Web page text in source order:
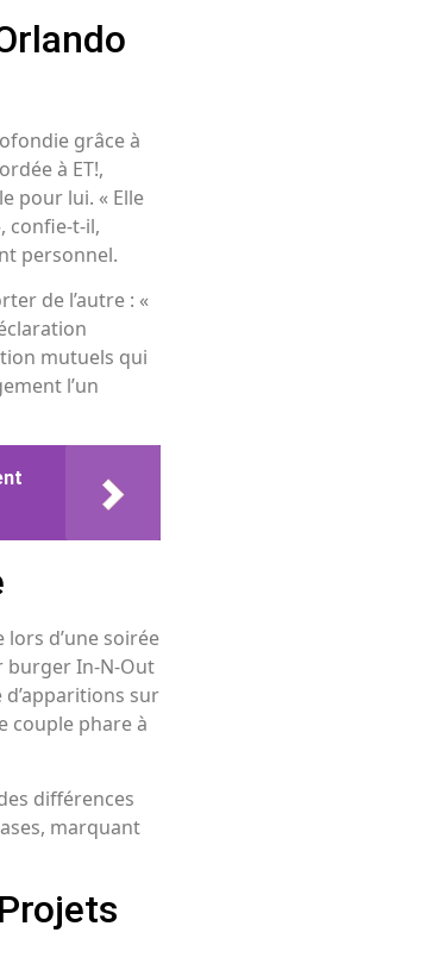
grâce à
à ET!,
pour lui. « Elle
confie-t-il,
personnel.
de l’autre : «
mutuels qui
l’un
d’une soirée
burger In-N-Out
sur
couple phare à
différences
marquant